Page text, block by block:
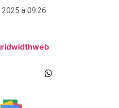
à 09:26
web